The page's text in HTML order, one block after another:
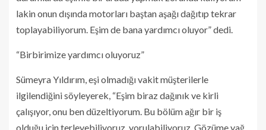
lakin onun dışında motorları baştan aşağı dağıtıp tekrar
toplayabiliyorum. Eşim de bana yardımcı oluyor” dedi.
“Birbirimize yardımcı oluyoruz”
Sümeyra Yıldırım, eşi olmadığı vakit müşterilerle
ilgilendiğini söyleyerek, “Eşim biraz dağınık ve kirli
çalışıyor, onu ben düzeltiyorum. Bu bölüm ağır bir iş
olduğu için terleyebiliyoruz, yorulabiliyoruz. Gözüme yağ